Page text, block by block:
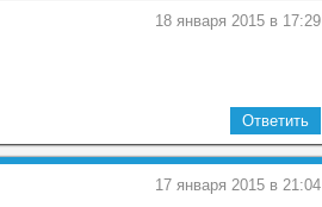
18 января 2015 в 17:29
Ответить
17 января 2015 в 21:04